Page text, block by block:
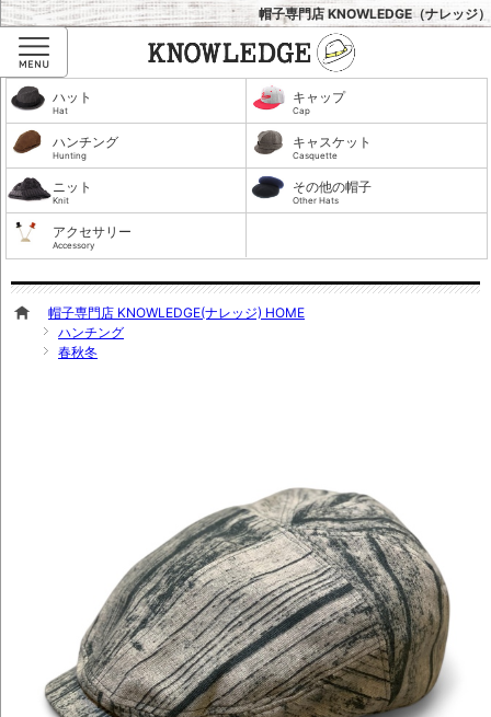
Menu
帽子専門店 KNOWLEDGE（ナレッジ）
ハット
Hat
キャップ
Cap
ハンチング
Hunting
キャスケット
Casquette
ニット
Knit
その他の帽子
Other Hats
アクセサリー
Accessory
帽子専門店 KNOWLEDGE(ナレッジ) HOME
ハンチング
春秋冬